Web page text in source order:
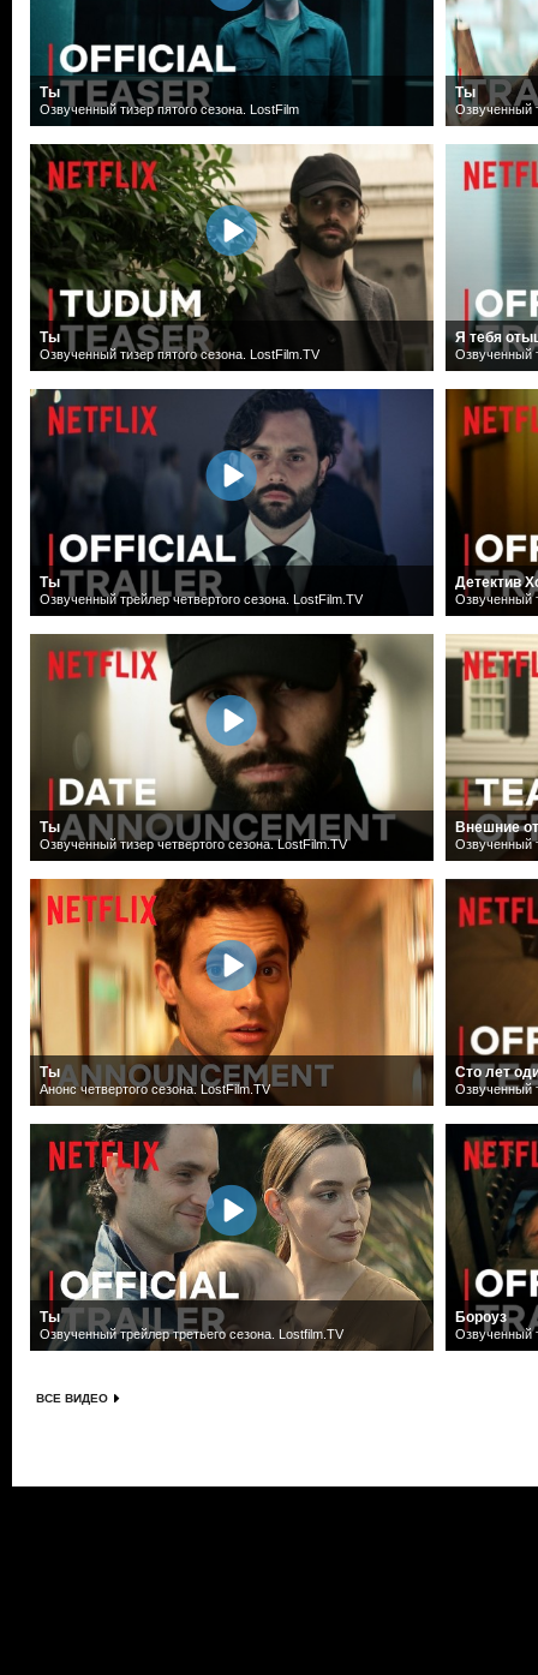
Ты
Озвученный тизер пятого сезона. LostFilm
Ты
Озвученный тизер пятого сезона. LostFilm.TV
Ты
Озвученный трейлер четвертого сезона. LostFilm.TV
Ты
Озвученный тизер четвертого сезона. LostFilm.TV
Ты
Анонс четвертого сезона. LostFilm.TV
Ты
Озвученный трейлер третьего сезона. Lostfilm.TV
Ты
Озвученный
Я тебя
Озвученный
Детектив
Озвученный
Внешние
Озвученный
Сто лет
Озвученный
Бороуз
Озвученный
ВСЕ ВИДЕО